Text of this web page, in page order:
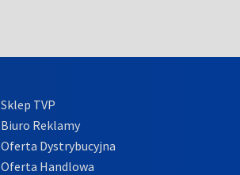
Sklep TVP
Biuro Reklamy
Oferta Dystrybucyjna
Oferta Handlowa